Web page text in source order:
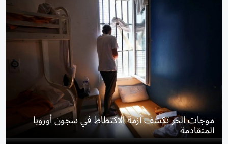
موجات الحر تكشف أزمة الاكتظاظ في سجون أوروبا
المتقادمة